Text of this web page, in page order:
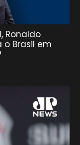
Ronaldo
Brasil em